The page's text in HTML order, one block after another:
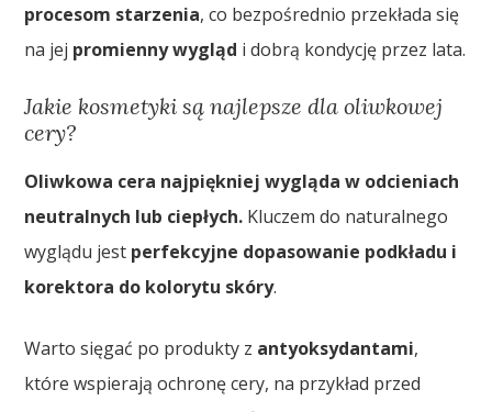
procesom starzenia, co bezpośrednio przekłada się
na jej promienny wygląd i dobrą kondycję przez lata.
Jakie kosmetyki są najlepsze dla oliwkowej
cery?
Oliwkowa cera najpiękniej wygląda w odcieniach
neutralnych lub ciepłych. Kluczem do naturalnego
wyglądu jest perfekcyjne dopasowanie podkładu i
korektora do kolorytu skóry.
Warto sięgać po produkty z antyoksydantami,
które wspierają ochronę cery, na przykład przed